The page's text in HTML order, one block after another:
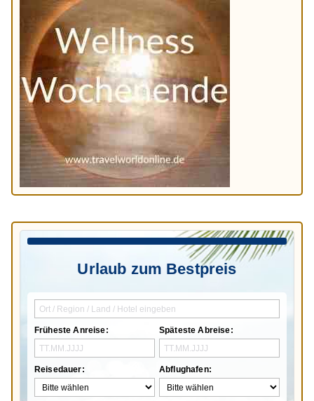
Urlaub zum Bestpreis
Früheste Anreise:
Reisedauer:
Späteste Abreise:
Abflughafen: